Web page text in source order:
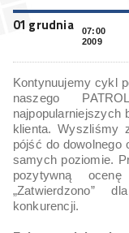
01 grudnia
07:00
2009
Kontynuujemy cykl
naszego
najpopularniejszych
klienta. Wyszliśmy
pójść do dowolnego
samych poziomie.
pozytywną
„Zatwierdzono”
konkurencji.